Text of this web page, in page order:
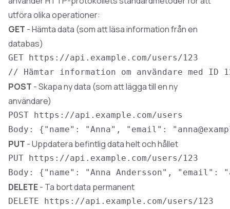
utföra olika operationer:
GET - Hämta data (som att läsa information från en
databas)
POST - Skapa ny data (som att lägga till en ny
användare)
PUT - Uppdatera befintlig data helt och hållet
DELETE- Ta bort data permanent